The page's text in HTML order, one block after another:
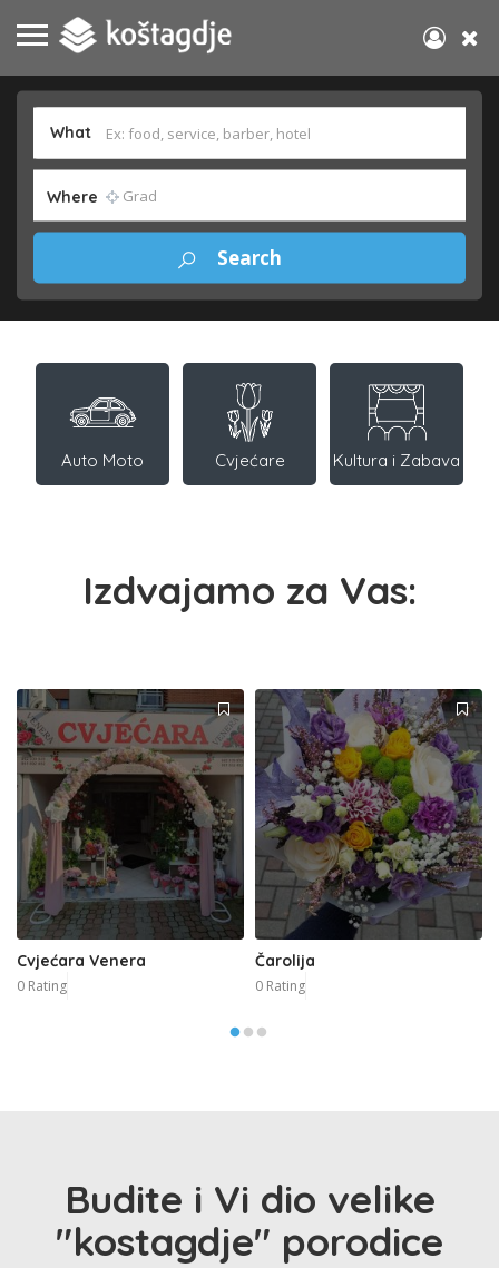
What
Where
Auto Moto Cvjećare Kultura i Zabava
Izdvajamo za Vas:
Cvjećara Venera
0 Rating
Čarolija
0 Rating
Budite i Vi dio velike
"kostagdje" porodice